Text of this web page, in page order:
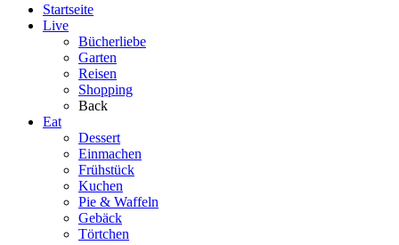
Startseite
Live
Bücherliebe
Garten
Reisen
Shopping
Back
Eat
Dessert
Einmachen
Frühstück
Kuchen
Pie & Waffeln
Gebäck
Törtchen